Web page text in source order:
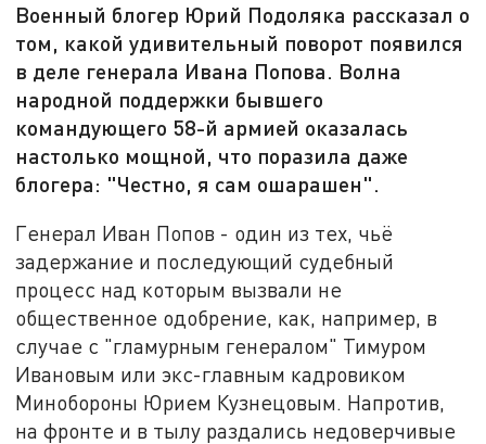
Военный блогер Юрий Подоляка рассказал о
том, какой удивительный поворот появился
в деле генерала Ивана Попова. Волна
народной поддержки бывшего
командующего 58-й армией оказалась
настолько мощной, что поразила даже
блогера: "Честно, я сам ошарашен".
Генерал Иван Попов - один из тех, чьё
задержание и последующий судебный
процесс над которым вызвали не
общественное одобрение, как, например, в
случае с "гламурным генералом" Тимуром
Ивановым или экс-главным кадровиком
Минобороны Юрием Кузнецовым. Напротив,
на фронте и в тылу раздались недоверчивые